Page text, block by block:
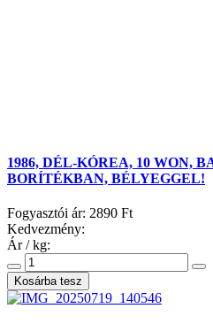
1986, DÉL-KÓREA, 10 WON,
BORÍTÉKBAN, BÉLYEGGEL!
Fogyasztói ár: 2890 Ft
Kedvezmény:
Ár / kg: